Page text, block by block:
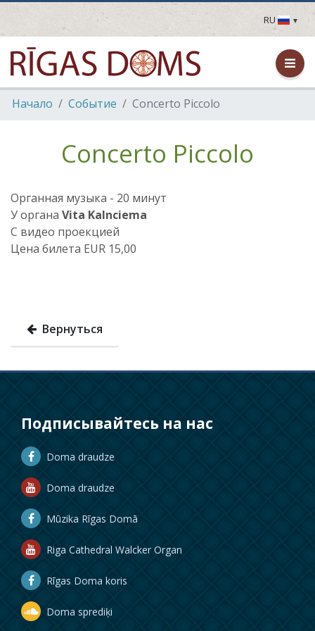
RU
LV
EN
DE
FR
Hачало Событие Concerto Piccolo
Concerto Piccolo
Oрганная музыка - 20 минут
У органа Vita Kalnciema
C видео проекцией
Цена билета EUR 15,00
Вернуться
Подписывайтесь на нас
Doma draudze
Doma draudze
Mūzika Rīgas Domā
Riga Cathedral Walcker Organ
Rīgas Doma koris
Doma sprediķi